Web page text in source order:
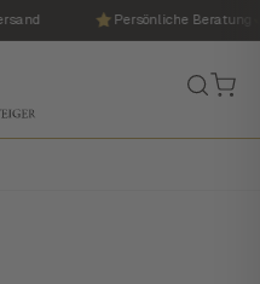
Persönliche Beratung